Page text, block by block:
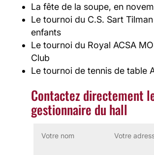
La fête de la soupe, en
Le tournoi du C.S. Sart
enfants
Le tournoi du Royal ACSA
Club
Le tournoi de tennis de table
Contactez directement
gestionnaire du hall